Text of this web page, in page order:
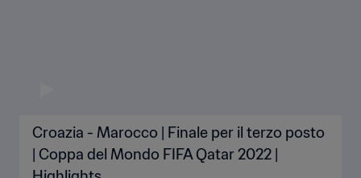
Croazia - Marocco | Finale per il terzo posto
| Coppa del Mondo FIFA Qatar 2022 |